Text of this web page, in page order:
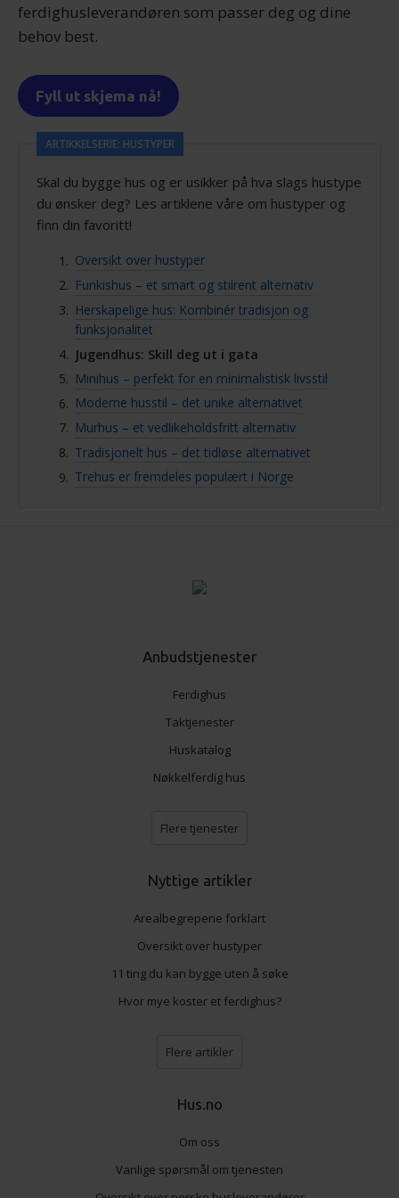
med annen informasjon du har gjort tilgjengelig for dem,
eller som de har samlet inn gjennom din bruk av
ferdighusleverandøren som passer deg og dine
behov best.
Fyll ut skjema nå!
ARTIKKELSERIE: HUSTYPER
Skal du bygge hus og er usikker på hva slags hustype
du ønsker deg? Les artiklene våre om hustyper og
finn din favoritt!
Oversikt over hustyper
Funkishus – et smart og stilrent alternativ
Herskapelige hus: Kombinér tradisjon og
funksjonalitet
Jugendhus: Skill deg ut i gata
Minihus – perfekt for en minimalistisk livsstil
Moderne husstil – det unike alternativet
Murhus – et vedlikeholdsfritt alternativ
Tradisjonelt hus – det tidløse alternativet
Trehus er fremdeles populært i Norge
Anbudstjenester
Ferdighus
Taktjenester
Huskatalog
Nøkkelferdig hus
Flere tjenester
Nyttige artikler
Arealbegrepene forklart
Oversikt over hustyper
11 ting du kan bygge uten å søke
Hvor mye koster et ferdighus?
Flere artikler
Hus.no
Om oss
Vanlige spørsmål om tjenesten